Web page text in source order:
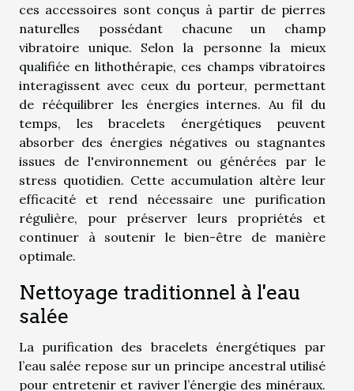
ces accessoires sont conçus à partir de pierres
naturelles possédant chacune un champ
vibratoire unique. Selon la personne la mieux
qualifiée en lithothérapie, ces champs vibratoires
interagissent avec ceux du porteur, permettant
de rééquilibrer les énergies internes. Au fil du
temps, les bracelets énergétiques peuvent
absorber des énergies négatives ou stagnantes
issues de l'environnement ou générées par le
stress quotidien. Cette accumulation altère leur
efficacité et rend nécessaire une purification
régulière, pour préserver leurs propriétés et
continuer à soutenir le bien-être de manière
optimale.
Nettoyage traditionnel à l'eau
salée
La purification des bracelets énergétiques par
l’eau salée repose sur un principe ancestral utilisé
pour entretenir et raviver l’énergie des minéraux.